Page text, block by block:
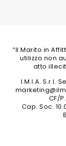
“Il Marito in
utilizzo non
atto
I.M.I.A. S.r.l.
CF/
Cap. Soc.